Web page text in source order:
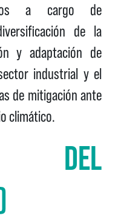
a cargo de
de la
y adaptación de
industrial y el
de mitigación ante
climático.
DEL